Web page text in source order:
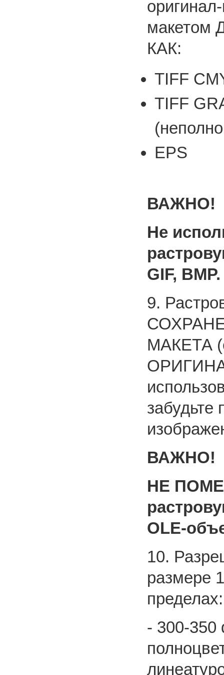
КАК:
TIFF
TIFF
EPS
ВАЖНО!
Не
GIF, BMP.
9.
МАКЕТА
ВАЖНО!
НЕ
OLE-
10.
размере
пределах:
- 300-350